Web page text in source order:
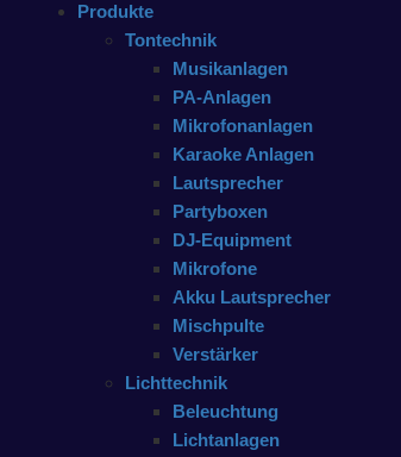
Produkte
Tontechnik
Musikanlagen
PA-Anlagen
Mikrofonanlagen
Karaoke Anlagen
Lautsprecher
Partyboxen
DJ-Equipment
Mikrofone
Akku Lautsprecher
Mischpulte
Verstärker
Lichttechnik
Beleuchtung
Lichtanlagen